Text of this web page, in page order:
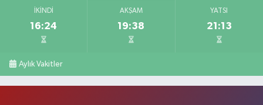
İKINDI
16:24
AKŞAM
19:38
YATSI
21:13
Aylık Vakitler